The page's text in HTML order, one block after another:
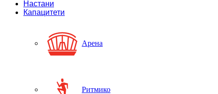
Настани
Капацитети
Арена
Ритмико